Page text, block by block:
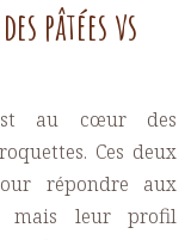
pâtées vs
au cœur des
Ces deux
répondre aux
mais leur profil